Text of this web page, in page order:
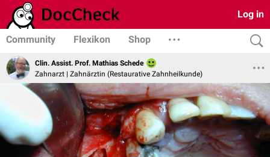
Log in
Community Flexikon Shop
Clin. Assist. Prof. Mathias Schede
Zahnarzt | Zahnärztin (Restaurative Zahnheilkunde)